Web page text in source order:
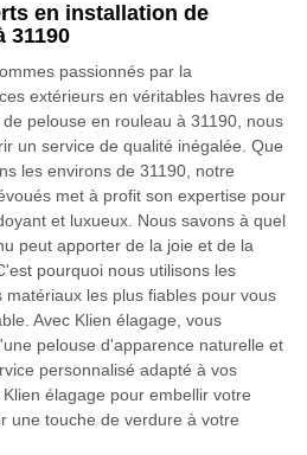
en installation de
31190
passionnés par la
extérieurs en véritables havres de
pelouse en rouleau à 31190, nous
un service de qualité inégalée. Que
les environs de 31190, notre
met à profit son expertise pour
et luxueux. Nous savons à quel
peut apporter de la joie et de la
pourquoi nous utilisons les
les plus fiables pour vous
Avec Klien élagage, vous
pelouse d'apparence naturelle et
personnalisé adapté à vos
élagage pour embellir votre
une touche de verdure à votre